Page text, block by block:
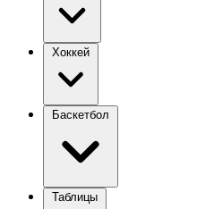
Хоккей
Баскетбол
Таблицы